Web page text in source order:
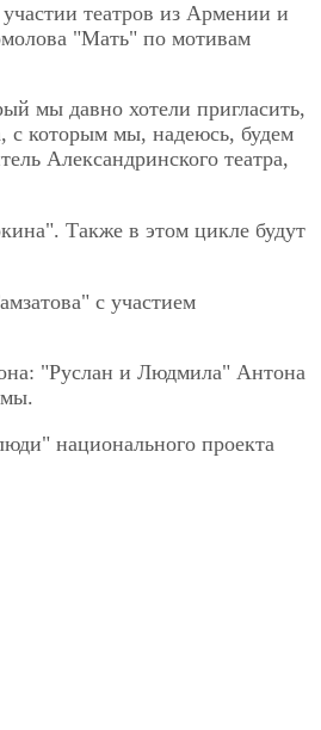
театров из Армении и
"Мать" по мотивам
мы давно хотели пригласить,
с которым мы, надеюсь, будем
Александринского театра,
Также в этом цикле будут
с участием
"Руслан и Людмила" Антона
национального проекта